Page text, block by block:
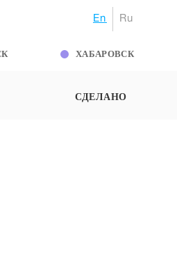
En Ru
ХАБАРОВСК
СДЕЛАНО